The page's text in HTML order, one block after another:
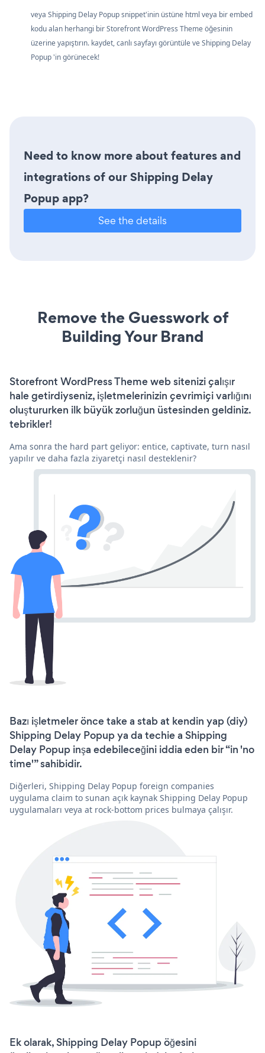
veya Shipping Delay Popup snippet'inin üstüne html veya bir embed
kodu alan herhangi bir Storefront WordPress Theme öğesinin
üzerine yapıştırın. kaydet, canlı sayfayı görüntüle ve Shipping Delay
Popup 'in görünecek!
Need to know more about features and
integrations of our Shipping Delay
Popup app?
See the details
Remove the Guesswork of
Building Your Brand
Storefront WordPress Theme web sitenizi çalışır
hale getirdiyseniz, işletmelerinizin çevrimiçi varlığını
oluştururken ilk büyük zorluğun üstesinden geldiniz.
tebrikler!
Ama sonra the hard part geliyor: entice, captivate, turn nasıl
yapılır ve daha fazla ziyaretçi nasıl desteklenir?
Bazı işletmeler önce take a stab at kendin yap (diy)
Shipping Delay Popup ya da techie a Shipping
Delay Popup inşa edebileceğini iddia eden bir “in 'no
time'” sahibidir.
Diğerleri, Shipping Delay Popup foreign companies
uygulama claim to sunan açık kaynak Shipping Delay Popup
uygulamaları veya at rock-bottom prices bulmaya çalışır.
Ek olarak, Shipping Delay Popup öğesini